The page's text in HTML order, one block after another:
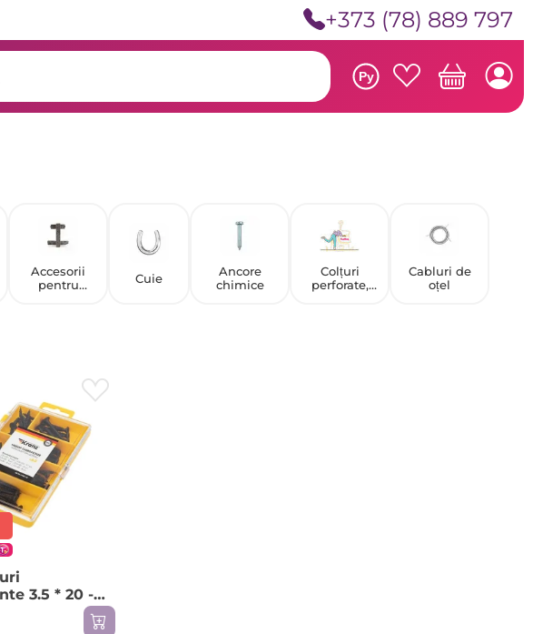
+373 (78) 889 797
Ру
Accesorii
pentru
Cuie
Ancore
chimice
Colțuri
perforate,
Cabluri de
oțel
3.5 * 20 -
buc. Kranz